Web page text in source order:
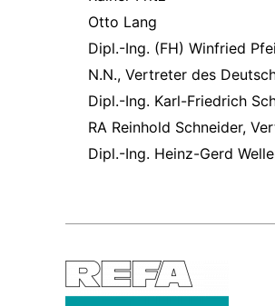
Otto Lang
Dipl.-Ing. (FH) Winfried
N.N., Vertreter des
Dipl.-Ing. Karl-Friedrich
RA Reinhold Schneider,
Dipl.-Ing. Heinz-Gerd